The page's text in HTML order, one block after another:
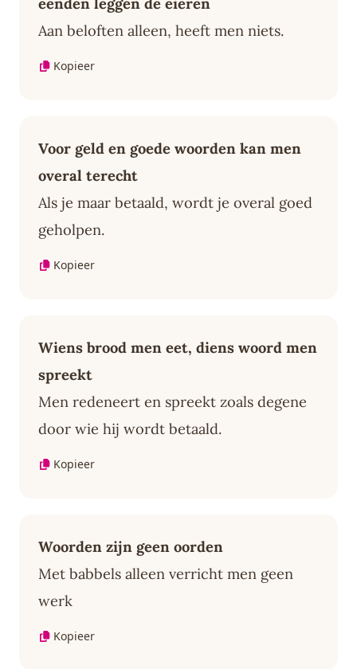
eenden leggen de eieren
Aan beloften alleen, heeft men niets.
Kopieer
Voor geld en goede woorden kan men
overal terecht
Als je maar betaald, wordt je overal goed
geholpen.
Kopieer
Wiens brood men eet, diens woord men
spreekt
Men redeneert en spreekt zoals degene
door wie hij wordt betaald.
Kopieer
Woorden zijn geen oorden
Met babbels alleen verricht men geen
werk
Kopieer